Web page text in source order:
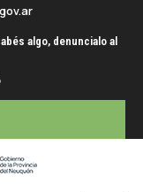
algo, denuncialo al